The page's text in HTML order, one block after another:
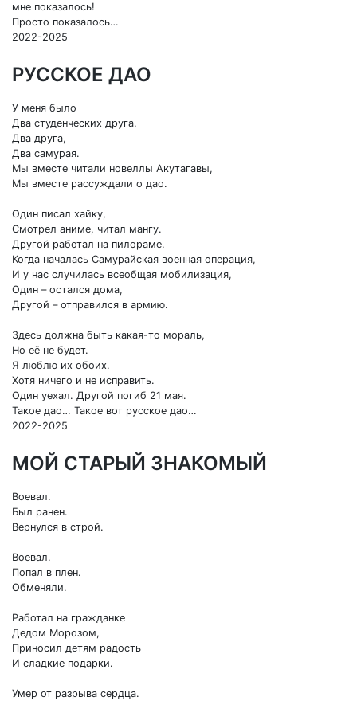
мне показалось!
Просто показалось…
2022-2025
РУССКОЕ ДАО
У меня было
Два студенческих друга.
Два друга,
Два самурая.
Мы вместе читали новеллы Акутагавы,
Мы вместе рассуждали о дао.
Один писал хайку,
Смотрел аниме, читал мангу.
Другой работал на пилораме.
Когда началась Самурайская военная операция,
И у нас случилась всеобщая мобилизация,
Один – остался дома,
Другой – отправился в армию.
Здесь должна быть какая-то мораль,
Но её не будет.
Я люблю их обоих.
Хотя ничего и не исправить.
Один уехал. Другой погиб 21 мая.
Такое дао… Такое вот русское дао…
2022-2025
МОЙ СТАРЫЙ ЗНАКОМЫЙ
Воевал.
Был ранен.
Вернулся в строй.
Воевал.
Попал в плен.
Обменяли.
Работал на гражданке
Дедом Морозом,
Приносил детям радость
И сладкие подарки.
Умер от разрыва сердца.